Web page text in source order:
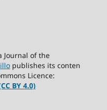
Journal of the
publishes its conten
Licence:
BY 4.0)